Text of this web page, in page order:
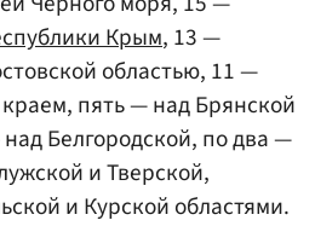
Крым, 13 —
областью, 11 —
пять — над Брянской
Белгородской, по два —
и Тверской,
и Курской областями.